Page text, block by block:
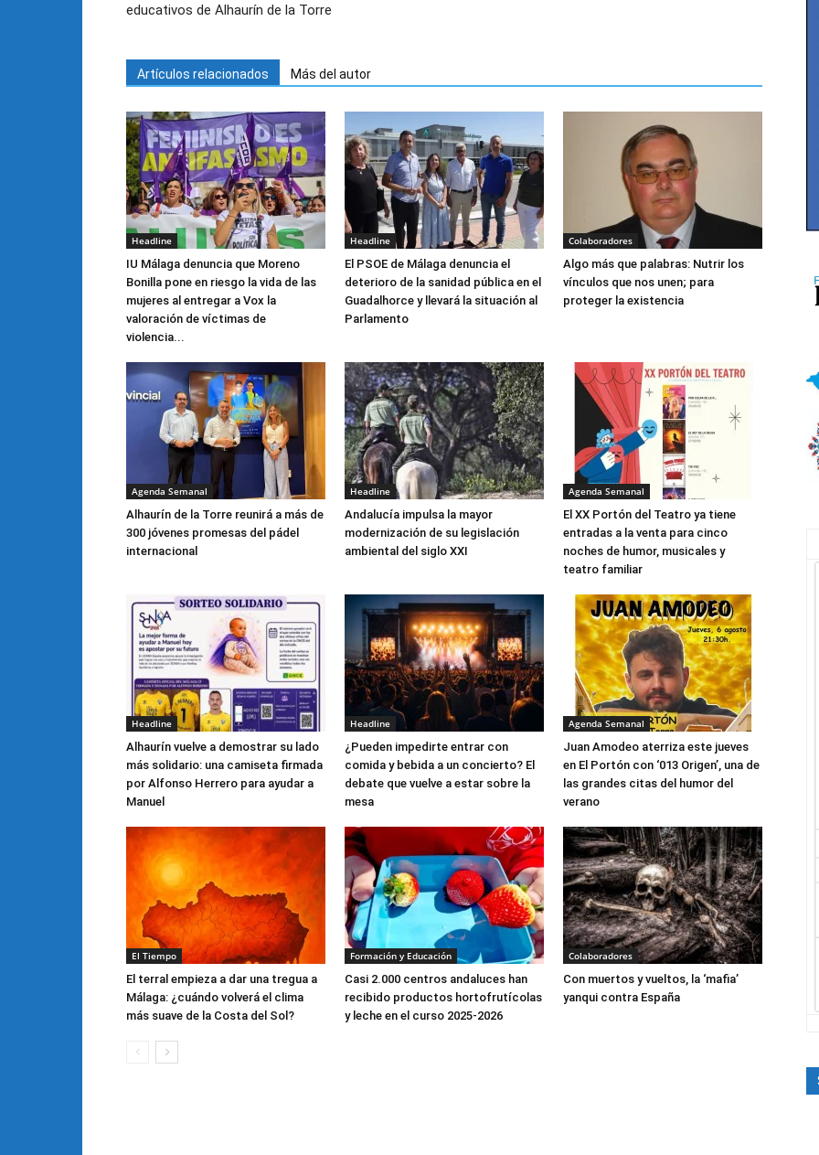
educativos de Alhaurín de la Torre
Artículos relacionados Más del autor
Headline
IU Málaga denuncia que Moreno
Bonilla pone en riesgo la vida de las
mujeres al entregar a Vox la
valoración de víctimas de
violencia...
Headline
El PSOE de Málaga denuncia el
deterioro de la sanidad pública en el
Guadalhorce y llevará la situación al
Parlamento
Colaboradores
Algo más que palabras: Nutrir los
vínculos que nos unen; para
proteger la existencia
Agenda Semanal
Alhaurín de la Torre reunirá a más de
300 jóvenes promesas del pádel
internacional
Headline
Andalucía impulsa la mayor
modernización de su legislación
ambiental del siglo XXI
Agenda Semanal
El XX Portón del Teatro ya tiene
entradas a la venta para cinco
noches de humor, musicales y
teatro familiar
Headline
Alhaurín vuelve a demostrar su lado
más solidario: una camiseta firmada
por Alfonso Herrero para ayudar a
Manuel
Headline
¿Pueden impedirte entrar con
comida y bebida a un concierto? El
debate que vuelve a estar sobre la
mesa
Agenda Semanal
Juan Amodeo aterriza este jueves
en El Portón con ‘013 Origen’, una de
las grandes citas del humor del
verano
El Tiempo
El terral empieza a dar una tregua a
Málaga: ¿cuándo volverá el clima
más suave de la Costa del Sol?
Formación y Educación
Casi 2.000 centros andaluces han
recibido productos hortofrutícolas
y leche en el curso 2025-2026
Colaboradores
Con muertos y vueltos, la ‘mafia’
yanqui contra España